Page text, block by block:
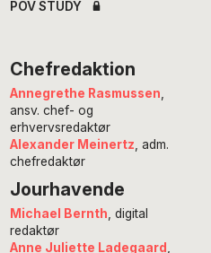
POV STUDY
Chefredaktion
Annegrethe Rasmussen,
ansv. chef- og
erhvervsredaktør
Alexander Meinertz, adm.
chefredaktør
Jourhavende
Michael Bernth , digital
redaktør
Anne Juliette Ladegaard